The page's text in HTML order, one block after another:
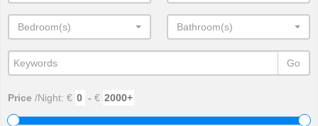
Bedroom(s) Bathroom(s)
Go
Price /Night: € - €